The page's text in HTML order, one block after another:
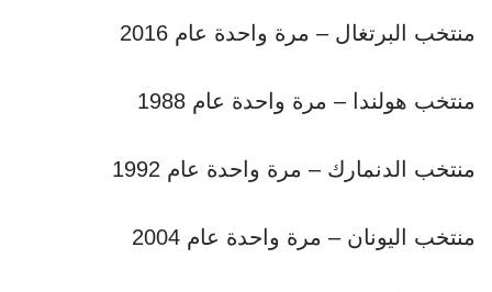
منتخب البرتغال – مرة واحدة عام 2016
منتخب هولندا – مرة واحدة عام 1988
منتخب الدنمارك – مرة واحدة عام 1992
منتخب اليونان – مرة واحدة عام 2004